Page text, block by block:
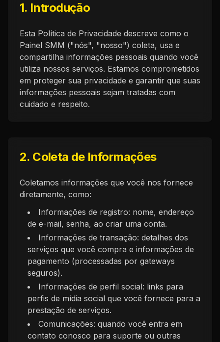
1. Introdução
Esta Política de Privacidade descreve como o
Painel SMM ("nós", "nosso") coleta, usa e
compartilha informações pessoais quando você
utiliza nossos serviços. Estamos comprometidos
em proteger sua privacidade e garantir que suas
informações pessoais sejam tratadas com
cuidado e respeito.
2. Coleta de Informações
Coletamos informações que você nos fornece
diretamente, como:
Informações de registro: nome, endereço
de e-mail, senha, ao criar uma conta.
Informações de transação: detalhes dos
serviços que você compra e informações de
pagamento (processadas por gateways
seguros).
Informações de perfil social: links para
perfis de mídia social que você fornece para a
prestação de serviços.
Comunicações: quando você entra em
contato conosco para suporte ou outras